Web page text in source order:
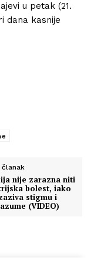
u petak (21.
dana kasnije
članak
nije zarazna niti
bolest, iako
stigmu i
(VIDEO)